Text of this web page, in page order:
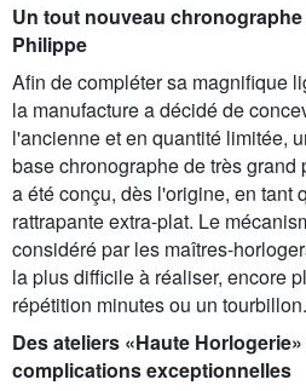
Un tout nouveau
Philippe
Afin de compléter sa magnifique
la manufacture a décidé de
l'ancienne et en quantité limitée,
base chronographe de très grand
a été conçu, dès l'origine, en tant
rattrapante extra-plat. Le
considéré par les maîtres-
la plus difficile à réaliser, encore
répétition minutes ou un tourbillon.
Des ateliers «Haute
complications exceptionnelles